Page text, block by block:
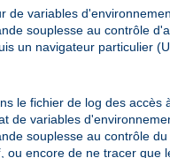
de variables
souplesse au contrôle
un navigateur particulier
le fichier de log des accès
de variables
souplesse au contrôle
, ou encore de ne tracer